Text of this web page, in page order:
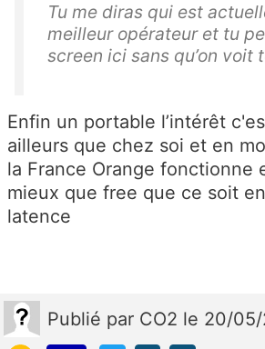
Tu me diras qui est
meilleur opérateur et tu
screen ici sans qu’on voit
Enfin un portable l’intérêt
ailleurs que chez soi et en
la France Orange fonctionne
mieux que free que ce soit
latence
Publié par CO2 le 20/05/